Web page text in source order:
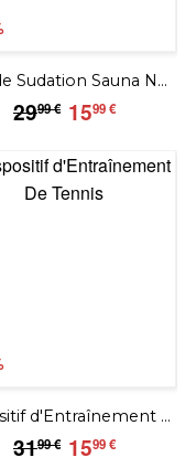
Gilet de Sudation Sauna Néoprène
2999 €29.99
1599 €15.99
Dispositif d'Entraînement De Tennis
3199 €31.99
1599 €15.99